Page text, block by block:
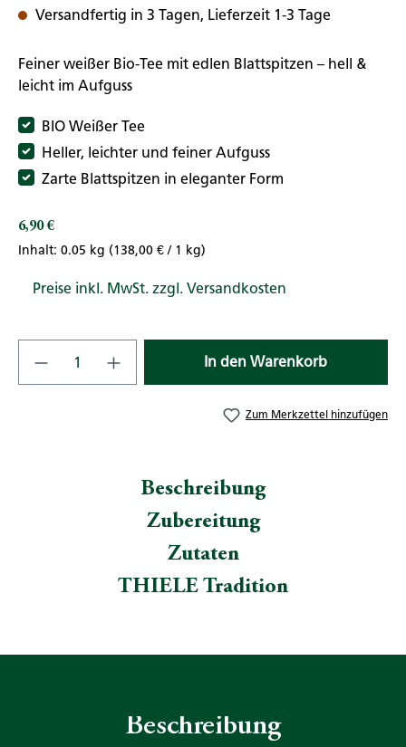
Versandfertig in 3 Tagen, Lieferzeit 1-3 Tage
Feiner weißer Bio-Tee mit edlen Blattspitzen – hell &
leicht im Aufguss
BIO Weißer Tee
Heller, leichter und feiner Aufguss
Zarte Blattspitzen in eleganter Form
Regulärer Preis:
6,90 €
Inhalt: 0.05 kg (138,00 € / 1 kg)
Preise inkl. MwSt. zzgl. Versandkosten
Produkt Anzahl: Gib den gewünschten
In den Warenkorb
Zum Merkzettel hinzufügen
Beschreibung
Zubereitung
Zutaten
THIELE Tradition
Beschreibung